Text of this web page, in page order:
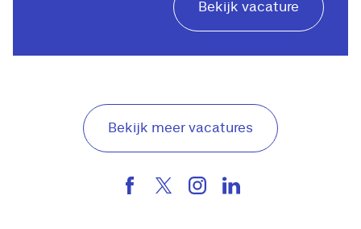
Bekijk vacature
Bekijk meer vacatures